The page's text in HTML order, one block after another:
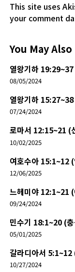
This site uses
your comment
You May
열왕기하
08/05/2024
열왕기하
07/24/2024
로마서 12:15~21 (
10/02/2025
여호수아 15:1~12
12/06/2025
느헤미야 12:1~21
09/24/2024
민수기 18:1~20 (
05/01/2025
갈라디아서 5:1~12
10/27/2024